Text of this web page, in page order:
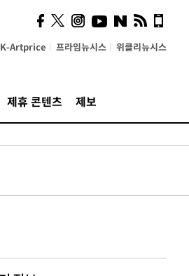
K-Artprice 프라임뉴시스 위클리뉴시스
제휴 콘텐츠 제보
사이 해답 찾았죠"…알을
깨고 나온 '초자아'